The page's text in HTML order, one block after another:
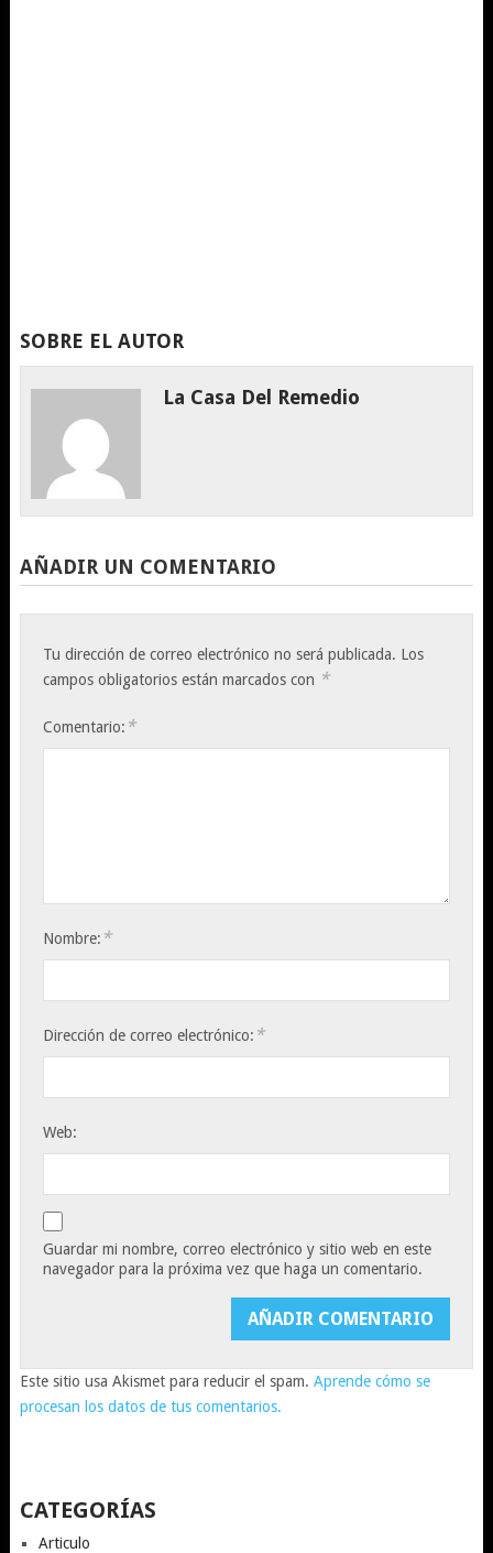
SOBRE EL AUTOR
La Casa Del Remedio
AÑADIR UN COMENTARIO
Tu dirección de correo electrónico no será publicada. Los
campos obligatorios están marcados con *
Comentario: *
Nombre: *
Dirección de correo electrónico: *
Web:
Guardar mi nombre, correo electrónico y sitio web en este
navegador para la próxima vez que haga un comentario.
Este sitio usa Akismet para reducir el spam. Aprende cómo se
procesan los datos de tus comentarios.
CATEGORÍAS
Articulo